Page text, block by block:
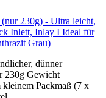
230g) - Ultra leicht,
Inlett, Inlay I Ideal für
Grau)
dünner
230g Gewicht
Packmaß (7 x